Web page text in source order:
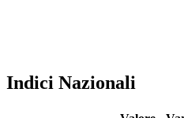
Indici Nazionali